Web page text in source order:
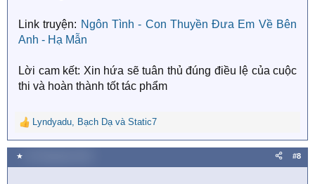
Link truyện: Ngôn Tình - Con Thuyền Đưa Em Về Bên
Anh - Hạ Mẫn
Lời cam kết: Xin hứa sẽ tuân thủ đúng điều lệ của cuộc
thi và hoàn thành tốt tác phẩm
R
e
a
c
Lyndyadu Bạch Dạ và Static7
★ #8